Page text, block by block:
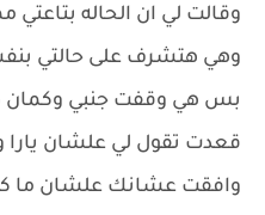
وقالت لي ان الحاله
وهي هتشرف على حالتي
بس هي وقفت جنبي وكمان
قعدت تقول لي علشان يارا
وافقت عشانك علشان ما